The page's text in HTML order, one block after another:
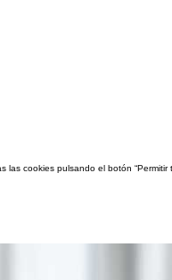
cookies pulsando el botón “Permitir